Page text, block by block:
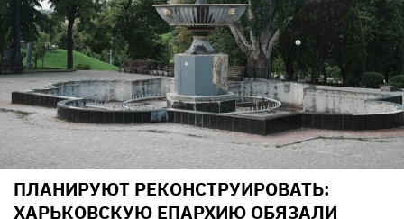
ПЛАНИРУЮТ РЕКОНСТРУИРОВАТЬ:
ХАРЬКОВСКУЮ ЕПАРХИЮ ОБЯЗАЛИ